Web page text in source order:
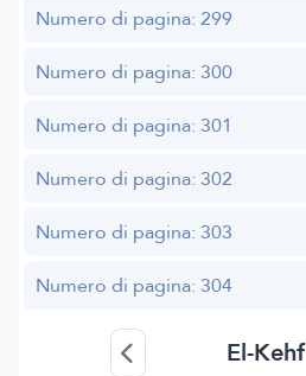
Numero di pagina: 299
Numero di pagina: 300
Numero di pagina: 301
Numero di pagina: 302
Numero di pagina: 303
Numero di pagina: 304
El-Kehf